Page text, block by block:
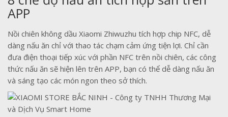
APP
Nồi chiên không dầu Xiaomi Zhiwuzhu tích hợp chip NFC, dễ
dàng nấu ăn chỉ với thao tác chạm cảm ứng tiện lợi. Chỉ cần
đưa điện thoại tiếp xúc với phần NFC trên nồi chiên, các công
thức nấu ăn sẽ hiện lên trên APP, bạn có thể dễ dàng nấu ăn
và sáng tạo các món ngon theo sở thích.